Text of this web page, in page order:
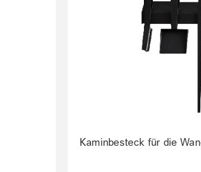
Kaminbesteck für die